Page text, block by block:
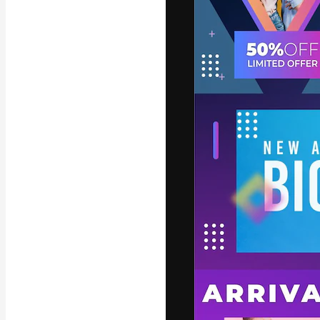
La plataforma
trabajo. Más
entre
estudios.
Español
Copyright © 2010-